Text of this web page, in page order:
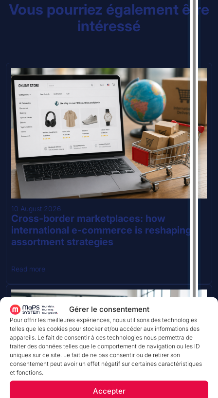
Gérer le consentement
Pour offrir les meilleures expériences, nous utilisons des technologies
telles que les cookies pour stocker et/ou accéder aux informations des
appareils. Le fait de consentir à ces technologies nous permettra de
traiter des données telles que le comportement de navigation ou les ID
uniques sur ce site. Le fait de ne pas consentir ou de retirer son
consentement peut avoir un effet négatif sur certaines caractéristiques
et fonctions.
Accepter TEMPS DE LECTURE
Vous pourriez également être
intéressé
10 August 2026
Cross-border marketplaces: how
international e-commerce is reshaping
assortment strategies
Read more